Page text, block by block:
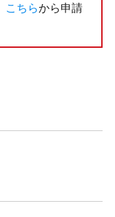
こちらから申請